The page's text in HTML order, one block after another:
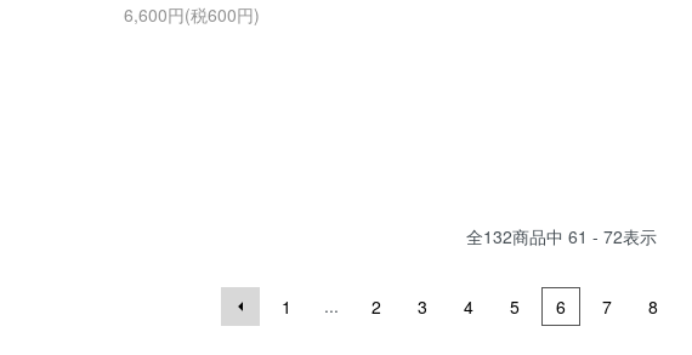
6,600円(税600円)
全132商品中 61 - 72表示
1 ... 2 3 4 5 6 7 8